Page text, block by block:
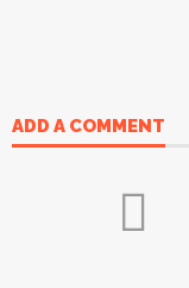
ADD A COMMENT